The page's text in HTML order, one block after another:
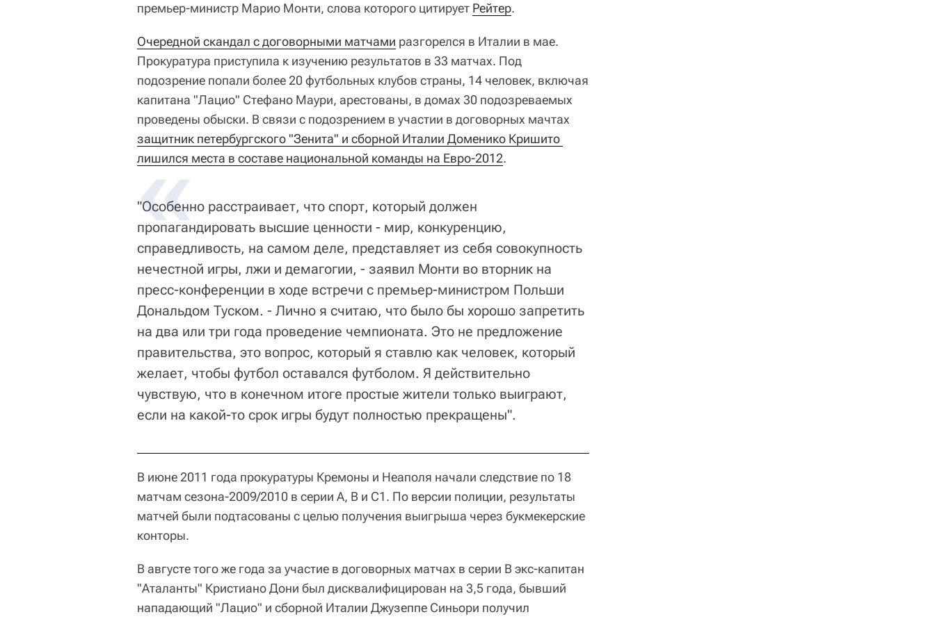
премьер-министр Марио Монти, слова которого цитирует Рейтер.
Очередной скандал с договорными матчами разгорелся в Италии в мае.
Прокуратура приступила к изучению результатов в 33 матчах. Под
подозрение попали более 20 футбольных клубов страны, 14 человек, включая
капитана "Лацио" Стефано Маури, арестованы, в домах 30 подозреваемых
проведены обыски. В связи с подозрением в участии в договорных мачтах
защитник петербургского "Зенита" и сборной Италии Доменико Кришито
лишился места в составе национальной команды на Евро-2012.
"Особенно расстраивает, что спорт, который должен
пропагандировать высшие ценности - мир, конкуренцию,
справедливость, на самом деле, представляет из себя совокупность
нечестной игры, лжи и демагогии, - заявил Монти во вторник на
пресс-конференции в ходе встречи с премьер-министром Польши
Дональдом Туском. - Лично я считаю, что было бы хорошо запретить
на два или три года проведение чемпионата. Это не предложение
правительства, это вопрос, который я ставлю как человек, который
желает, чтобы футбол оставался футболом. Я действительно
чувствую, что в конечном итоге простые жители только выиграют,
если на какой-то срок игры будут полностью прекращены".
В июне 2011 года прокуратуры Кремоны и Неаполя начали следствие по 18
матчам сезона-2009/2010 в серии А, В и С1. По версии полиции, результаты
матчей были подтасованы с целью получения выигрыша через букмекерские
конторы.
В августе того же года за участие в договорных матчах в серии В экс-капитан
"Аталанты" Кристиано Дони был дисквалифицирован на 3,5 года, бывший
нападающий "Лацио" и сборной Италии Джузеппе Синьори получил